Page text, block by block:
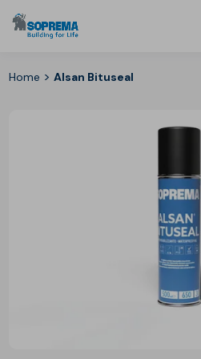
Home >Alsan Bituseal